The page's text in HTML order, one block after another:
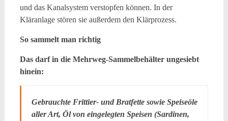
und das Kanalsystem verstopfen können. In der
Kläranlage stören sie außerdem den Klärprozess.
So sammelt man richtig
Das darf in die Mehrweg-Sammelbehälter ungesiebt
hinein:
Gebrauchte Frittier- und Bratfette sowie Speiseöle
aller Art, Öl von eingelegten Speisen (Sardinen,